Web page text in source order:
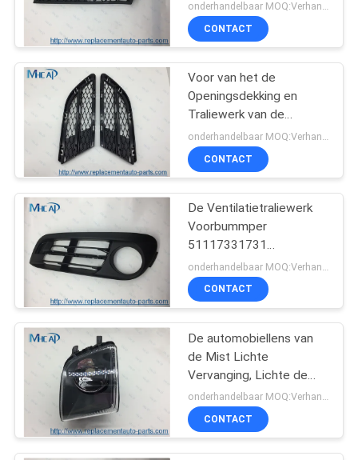
autolichaamsdelen
Auto luchtfilter
Traliewerkwacht
CONTACT
Voor van het de
Openingsdekking en
Traliewerk van de
Autolucht Dekking
51117198901
51117198902
CONTACT
De Ventilatietraliewerk
Voorbummper
51117331731
51117331732 van
voertuiglichaamsdelen
CONTACT
De automobiellens van
de Mist Lichte
Vervanging, Lichte de
Dekkingsvoorzijde van de
Douanemist
onderhandelbaar MOQ:Verhandelbaar
CONTACT